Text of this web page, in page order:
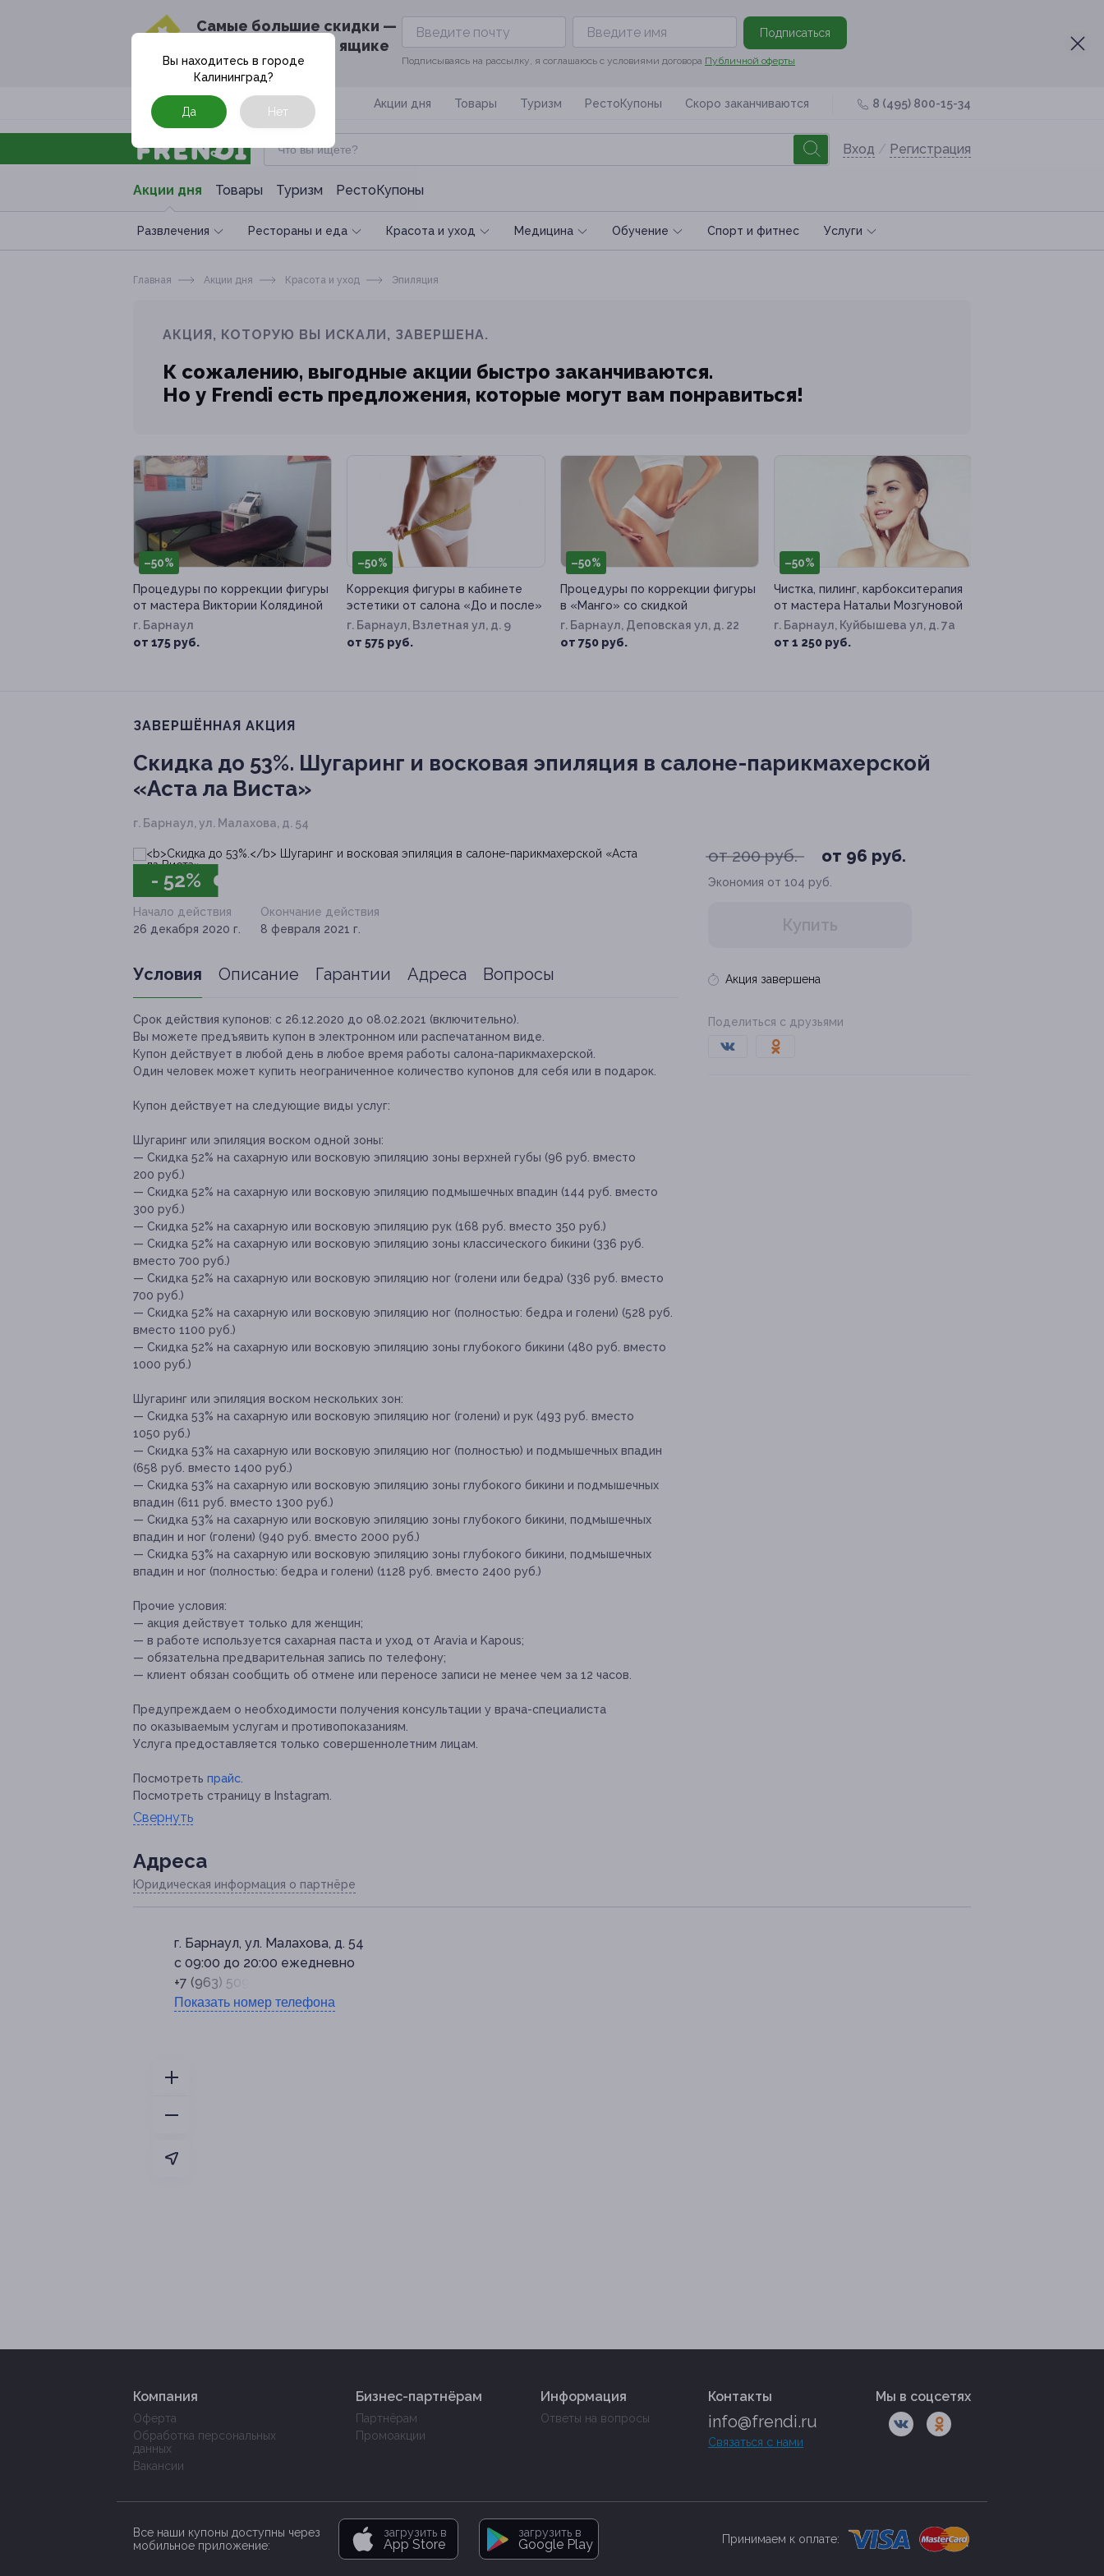
Cамые большие скидки —
в твоём почтовом ящике
Подписаться
Подписываясь на рассылку, я соглашаюсь с условиями договора Публичной оферты
Москва Акции дня Товары Туризм РестоКупоны Скоро заканчиваются 8 (495) 800-15-34
Вход / Регистрация
Акции дня Товары Туризм РестоКупоны
Развлечения Рестораны и еда Красота и уход Медицина Обучение Спoрт и фитнес Услуги
Вы находитесь в городе
Калининград?
Да Нет
Главная Акции дня Красота и уход Эпиляция
АКЦИЯ, КОТОРУЮ ВЫ ИСКАЛИ, ЗАВЕРШЕНА.
К сожалению, выгодные акции быстро заканчиваются.
Но у Frendi есть предложения, которые могут вам понравиться!
–50%
Процедуры по коррекции фигуры
от мастера Виктории Колядиной
г. Барнаул
от 175 руб.
–50%
Коррекция фигуры в кабинете
эстетики от салона «До и после»
г. Барнаул, Взлетная ул, д. 9
от 575 руб.
–50%
Процедуры по коррекции фигуры
в «Манго» со скидкой
г. Барнаул, Деповская ул, д. 22
от 750 руб.
–50%
Чистка, пилинг, карбокситерапия
от мастера Натальи Мозгуновой
г. Барнаул, Куйбышева ул, д. 7а
от 1 250 руб.
ЗАВЕРШЁННАЯ АКЦИЯ
Скидка до 53%. Шугаринг и восковая эпиляция в салоне-парикмахерской
«Аста ла Виста»
г. Барнаул, ул. Малахова, д. 54
- 52%
от 200 руб. от 96 руб.
Экономия от 104 руб.
Купить
Акция завершена
Поделиться с друзьями
Начало действия
26 декабря 2020 г.
Окончание действия
8 февраля 2021 г.
Условия Описание Гарантии Адреса Вопросы
Срок действия купонов: с 26.12.2020 до 08.02.2021 (включительно).
Вы можете предъявить купон в электронном или распечатанном виде.
Купон действует в любой день в любое время работы салона-парикмахерской.
Один человек может купить неограниченное количество купонов для себя или в подарок.
Купон действует на следующие виды услуг:
Шугаринг или эпиляция воском одной зоны:
— Скидка 52% на сахарную или восковую эпиляцию зоны верхней губы (96 руб. вместо
200 руб.)
— Скидка 52% на сахарную или восковую эпиляцию подмышечных впадин (144 руб. вместо
300 руб.)
— Скидка 52% на сахарную или восковую эпиляцию рук (168 руб. вместо 350 руб.)
— Скидка 52% на сахарную или восковую эпиляцию зоны классического бикини (336 руб.
вместо 700 руб.)
— Скидка 52% на сахарную или восковую эпиляцию ног (голени или бедра) (336 руб. вместо
700 руб.)
— Скидка 52% на сахарную или восковую эпиляцию ног (полностью: бедра и голени) (528 руб.
вместо 1100 руб.)
— Скидка 52% на сахарную или восковую эпиляцию зоны глубокого бикини (480 руб. вместо
1000 руб.)
Шугаринг или эпиляция воском нескольких зон:
— Скидка 53% на сахарную или восковую эпиляцию ног (голени) и рук (493 руб. вместо
1050 руб.)
— Скидка 53% на сахарную или восковую эпиляцию ног (полностью) и подмышечных впадин
(658 руб. вместо 1400 руб.)
— Скидка 53% на сахарную или восковую эпиляцию зоны глубокого бикини и подмышечных
впадин (611 руб. вместо 1300 руб.)
— Скидка 53% на сахарную или восковую эпиляцию зоны глубокого бикини, подмышечных
впадин и ног (голени) (940 руб. вместо 2000 руб.)
— Скидка 53% на сахарную или восковую эпиляцию зоны глубокого бикини, подмышечных
впадин и ног (полностью: бедра и голени) (1128 руб. вместо 2400 руб.)
Прочие условия:
— акция действует только для женщин;
— в работе используется сахарная паста и уход от Aravia и Kapous;
— обязательна предварительная запись по телефону;
— клиент обязан сообщить об отмене или переносе записи не менее чем за 12 часов.
Предупреждаем о необходимости получения консультации у врача-специалиста
по оказываемым услугам и противопоказаниям.
Услуга предоставляется только совершеннолетним лицам.
Посмотреть прайс
Посмотреть страницу в Instagram.
Свернуть
Адресa
Юридическая информация о партнёре
г. Барнаул, ул. Малахова, д. 54
с 09:00 до 20:00 ежедневно
+7 (963) 509-47-31
Показать номер телефона
Компания
Оферта
Обработка персональных
данных
Вакансии
Бизнес-партнёрам
Партнёрам
Промоакции
Информация
Ответы на вопросы
Контакты
info@frendi.ru
Связаться с нами
Мы в соцсетях
Все наши купоны доступны через
мобильное приложение:
загрузить в
App Store
загрузить в
Google Play Принимаем к оплате: